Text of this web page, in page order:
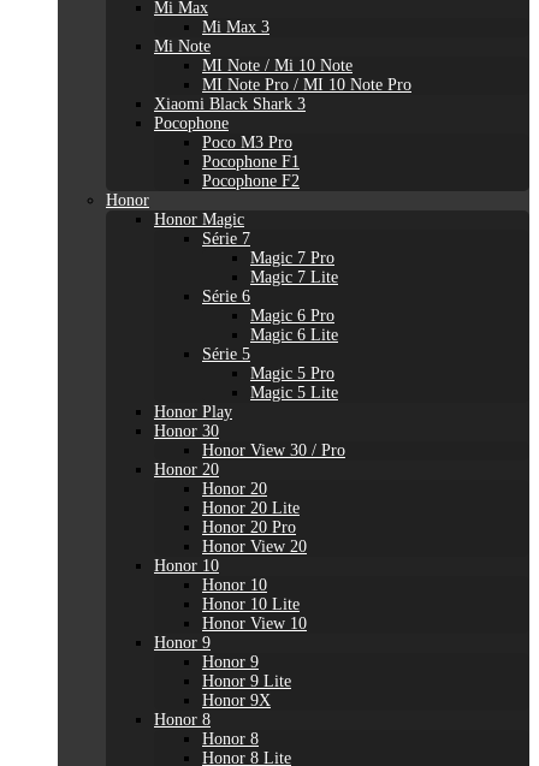
Mi Max
Mi Max 3
Mi Note
MI Note / Mi 10 Note
MI Note Pro / MI 10 Note Pro
Xiaomi Black Shark 3
Pocophone
Poco M3 Pro
Pocophone F1
Pocophone F2
Honor
Honor Magic
Série 7
Magic 7 Pro
Magic 7 Lite
Série 6
Magic 6 Pro
Magic 6 Lite
Série 5
Magic 5 Pro
Magic 5 Lite
Honor Play
Honor 30
Honor View 30 / Pro
Honor 20
Honor 20
Honor 20 Lite
Honor 20 Pro
Honor View 20
Honor 10
Honor 10
Honor 10 Lite
Honor View 10
Honor 9
Honor 9
Honor 9 Lite
Honor 9X
Honor 8
Honor 8
Honor 8 Lite